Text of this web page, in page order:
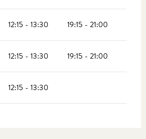
12:15 - 13:30 19:15 - 21:00
12:15 - 13:30 19:15 - 21:00
12:15 - 13:30